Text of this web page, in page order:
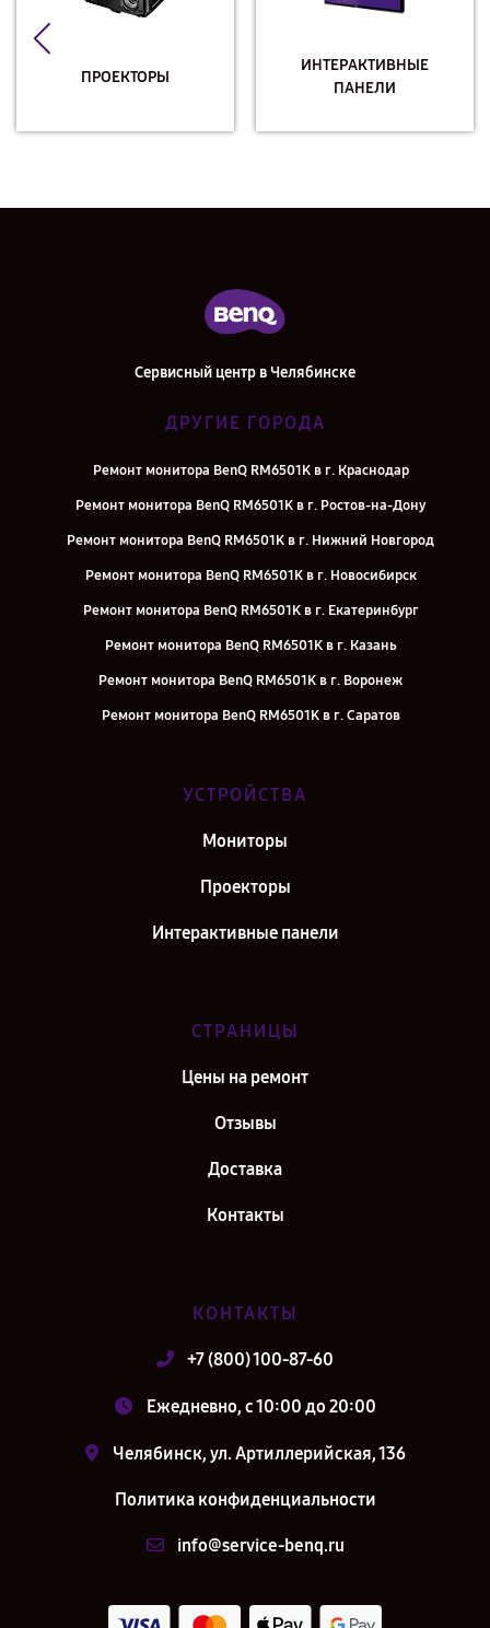
ПРОЕКТОРЫ
ИНТЕРАКТИВНЫЕ
ПАНЕЛИ
Сервисный центр в Челябинске
ДРУГИЕ ГОРОДА
Ремонт монитора BenQ RM6501K в г. Краснодар
Ремонт монитора BenQ RM6501K в г. Ростов-на-Дону
Ремонт монитора BenQ RM6501K в г. Нижний Новгород
Ремонт монитора BenQ RM6501K в г. Новосибирск
Ремонт монитора BenQ RM6501K в г. Екатеринбург
Ремонт монитора BenQ RM6501K в г. Казань
Ремонт монитора BenQ RM6501K в г. Воронеж
Ремонт монитора BenQ RM6501K в г. Саратов
Ремонт монитора BenQ RM6501K в г. Киров
Ремонт монитора BenQ RM6501K в г. Санкт-Петербург
УСТРОЙСТВА
Мониторы
Проекторы
Интерактивные панели
СТРАНИЦЫ
Цены на ремонт
Отзывы
Доставка
Контакты
КОНТАКТЫ
+7 (800) 100-87-60
Ежедневно, с 10:00 до 20:00
Челябинск, ул. Артиллерийская, 136
Политика конфиденциальности
info@service-benq.ru